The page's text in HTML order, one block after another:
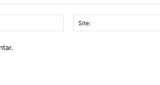
mail:*